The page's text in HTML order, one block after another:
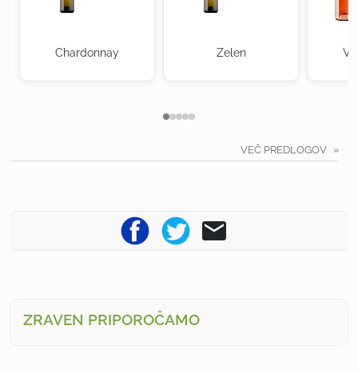
Chardonnay Zelen
VEČ PREDLOGOV
ZRAVEN PRIPOROČAMO